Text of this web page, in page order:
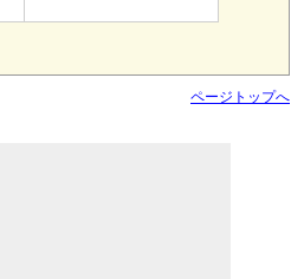
ページトップへ